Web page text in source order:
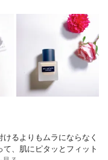
るよりもムラにならなく
、肌にピタッとフィット